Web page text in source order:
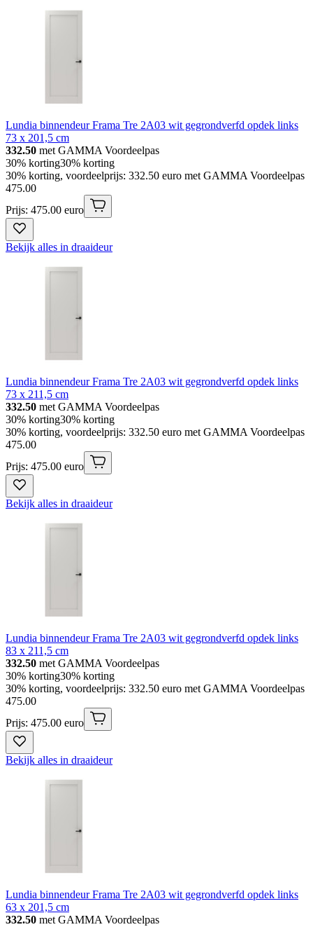
Lundia binnendeur Frama Tre 2A03 wit gegrondverfd opdek links
73 x 201,5 cm
332.50 met GAMMA Voordeelpas
30% korting30% korting
30% korting, voordeelprijs: 332.50 euro met GAMMA Voordeelpas
475.00
Prijs: 475.00 euro
Bekijk alles in draaideur
Lundia binnendeur Frama Tre 2A03 wit gegrondverfd opdek links
73 x 211,5 cm
332.50 met GAMMA Voordeelpas
30% korting30% korting
30% korting, voordeelprijs: 332.50 euro met GAMMA Voordeelpas
475.00
Prijs: 475.00 euro
Bekijk alles in draaideur
Lundia binnendeur Frama Tre 2A03 wit gegrondverfd opdek links
83 x 211,5 cm
332.50 met GAMMA Voordeelpas
30% korting30% korting
30% korting, voordeelprijs: 332.50 euro met GAMMA Voordeelpas
475.00
Prijs: 475.00 euro
Bekijk alles in draaideur
Lundia binnendeur Frama Tre 2A03 wit gegrondverfd opdek links
63 x 201,5 cm
332.50 met GAMMA Voordeelpas